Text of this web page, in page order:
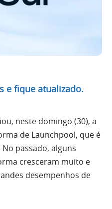
e fique atualizado.
neste domingo (30), a
de Launchpool, que é
passado, alguns
cresceram muito e
desempenhos de